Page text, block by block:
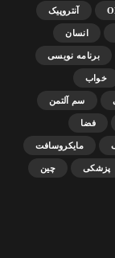
آنتروپیک
انسان
برنامه نویسی
خواب
سم آلتمن
فضا
مایکروسافت
پزشکی چین